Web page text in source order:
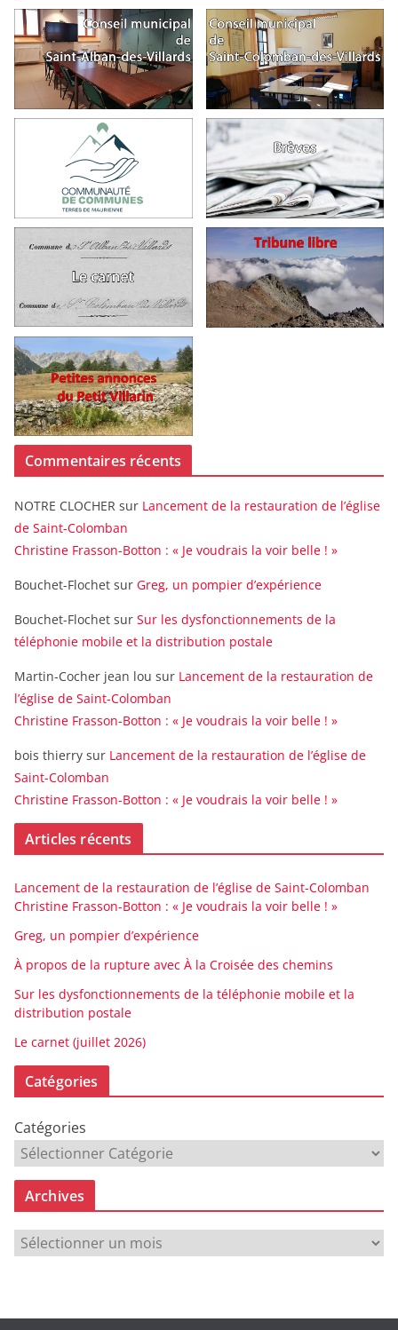
Commentaires récents
NOTRE CLOCHER sur Lancement de la restauration de l’église
de Saint-Colomban
Christine Frasson-Botton : « Je voudrais la voir belle ! »
Bouchet-Flochet sur Greg, un pompier d’expérience
Bouchet-Flochet sur Sur les dysfonctionnements de la
téléphonie mobile et la distribution postale
Martin-Cocher jean lou sur Lancement de la restauration de
l’église de Saint-Colomban
Christine Frasson-Botton : « Je voudrais la voir belle ! »
bois thierry sur Lancement de la restauration de l’église de
Saint-Colomban
Christine Frasson-Botton : « Je voudrais la voir belle ! »
Articles récents
Lancement de la restauration de l’église de Saint-Colomban
Christine Frasson-Botton : « Je voudrais la voir belle ! »
Greg, un pompier d’expérience
À propos de la rupture avec À la Croisée des chemins
Sur les dysfonctionnements de la téléphonie mobile et la
distribution postale
Le carnet (juillet 2026)
Catégories
Catégories
Archives
A
h